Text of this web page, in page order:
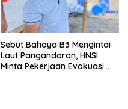
Sebut Bahaya B3 Mengintai
Laut Pangandaran, HNSI
Minta Pekerjaan Evakuasi